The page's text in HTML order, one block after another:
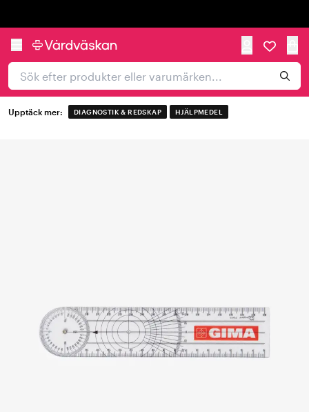
Upptäck mer: DIAGNOSTIK & REDSKAP HJÄLPMEDEL